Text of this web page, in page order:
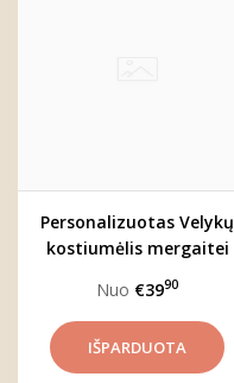
Personalizuotas Velykų
kostiumėlis mergaitei
Nuo €3990